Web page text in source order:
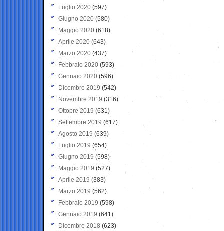
Luglio 2020 (597)
Giugno 2020 (580)
Maggio 2020 (618)
Aprile 2020 (643)
Marzo 2020 (437)
Febbraio 2020 (593)
Gennaio 2020 (596)
Dicembre 2019 (542)
Novembre 2019 (316)
Ottobre 2019 (631)
Settembre 2019 (617)
Agosto 2019 (639)
Luglio 2019 (654)
Giugno 2019 (598)
Maggio 2019 (527)
Aprile 2019 (383)
Marzo 2019 (562)
Febbraio 2019 (598)
Gennaio 2019 (641)
Dicembre 2018 (623)